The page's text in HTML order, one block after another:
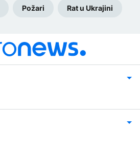
Požari Rat u Ukrajini
Sport